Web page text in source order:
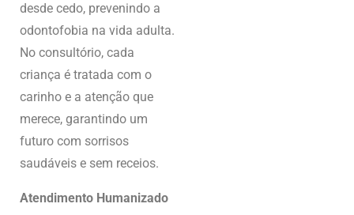
desde cedo, prevenindo a
odontofobia na vida adulta.
No consultório, cada
criança é tratada com o
carinho e a atenção que
merece, garantindo um
futuro com sorrisos
saudáveis e sem receios.
Atendimento Humanizado